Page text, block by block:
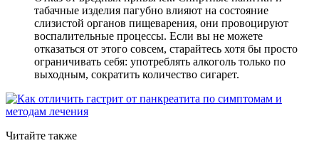
табачные изделия пагубно влияют на состояние
слизистой органов пищеварения, они провоцируют
воспалительные процессы. Если вы не можете
отказаться от этого совсем, старайтесь хотя бы просто
ограничивать себя: употреблять алкоголь только по
выходным, сократить количество сигарет.
Читайте также